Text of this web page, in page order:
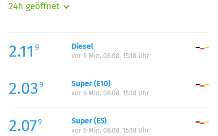
24h geöffnet
Mittwoch:
00:00-24:00
Donnerstag:
Samstag:
00:00-24:00
Sonntag:
2.11 9 Diesel
vor 6 Min. 08.08. 15:18 Uhr
2.03 9 Super (E10)
vor 6 Min. 08.08. 15:18 Uhr
2.079 Super (E5)
vor 6 Min. 08.08. 15:18 Uhr